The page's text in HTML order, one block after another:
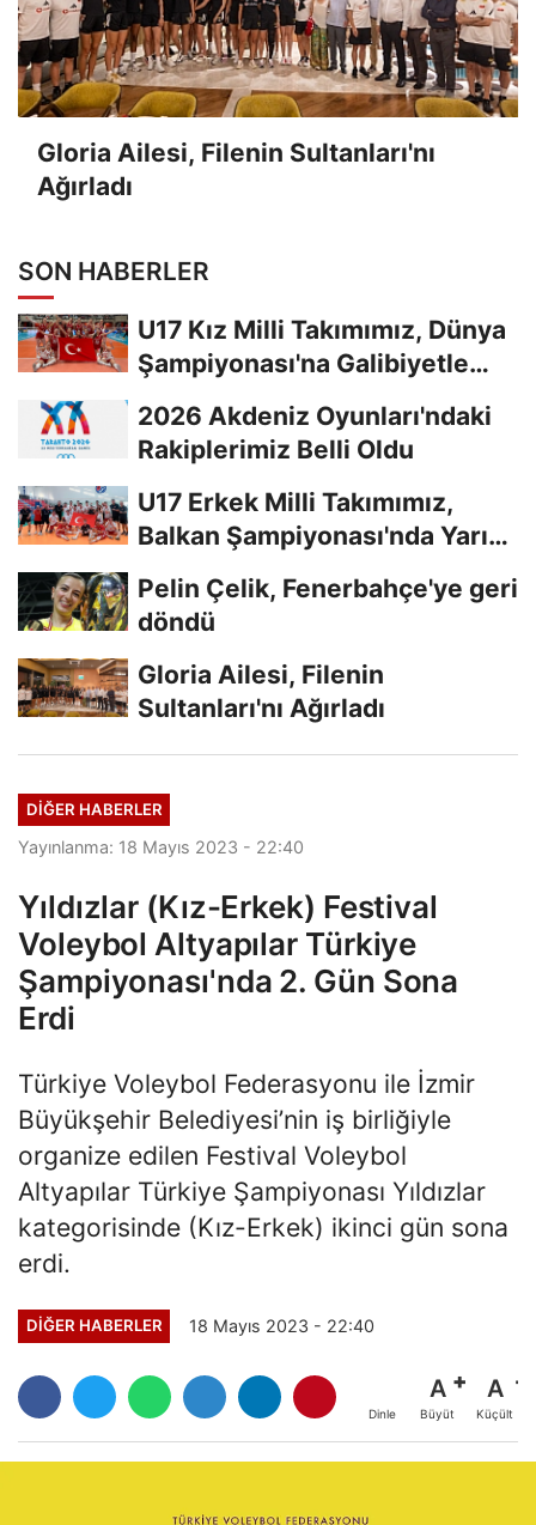
Gloria Ailesi, Filenin Sultanları'nı
Ağırladı
SON HABERLER
U17 Kız Milli Takımımız, Dünya
Şampiyonası'na Galibiyetle
2026 Akdeniz Oyunları'ndaki
Rakiplerimiz Belli Oldu
U17 Erkek Milli Takımımız,
Balkan Şampiyonası'nda Yarı
Pelin Çelik, Fenerbahçe'ye geri
döndü
Gloria Ailesi, Filenin
Sultanları'nı Ağırladı
DIĞER HABERLER
Yayınlanma: 18 Mayıs 2023 - 22:40
Yıldızlar (Kız-Erkek) Festival
Voleybol Altyapılar Türkiye
Şampiyonası'nda 2. Gün Sona
Erdi
Türkiye Voleybol Federasyonu ile İzmir
Büyükşehir Belediyesi’nin iş birliğiyle
organize edilen Festival Voleybol
Altyapılar Türkiye Şampiyonası Yıldızlar
kategorisinde (Kız-Erkek) ikinci gün sona
erdi.
DIĞER HABERLER 18 Mayıs 2023 - 22:40
Dinle
A
Büyüt
A
Küçült